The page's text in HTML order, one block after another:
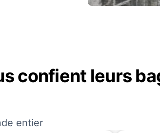
confient leurs
entier